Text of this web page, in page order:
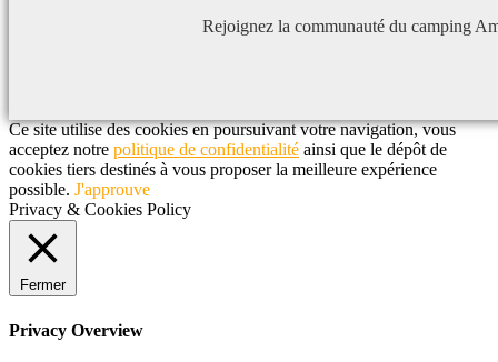
Rejoignez la communauté du camping
Ce site utilise des cookies en poursuivant votre navigation, vous
acceptez notre politique de confidentialité ainsi que le dépôt de
cookies tiers destinés à vous proposer la meilleure expérience
possible. J'approuve
Privacy & Cookies Policy
Fermer
Privacy Overview